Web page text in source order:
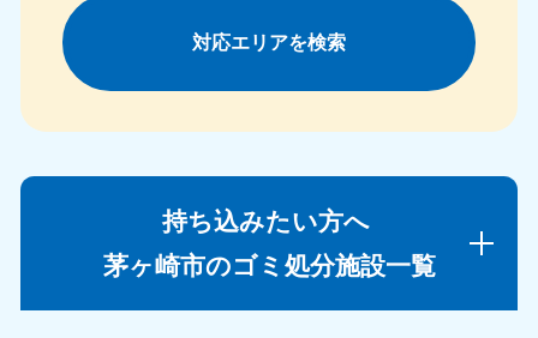
対応エリアを検索
持ち込みたい方へ
茅ヶ崎市のゴミ処分施設一覧